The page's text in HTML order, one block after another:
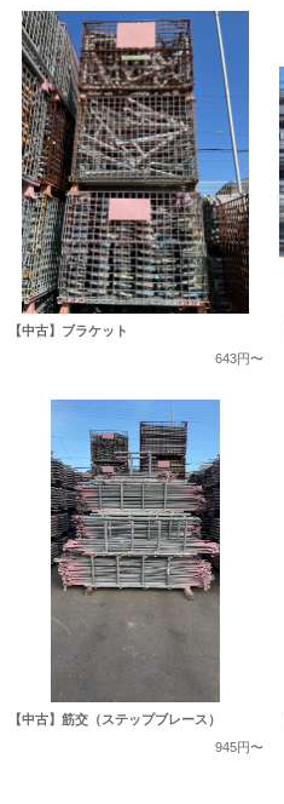
【中古】ブラケット
643円〜
【中古】筋交（ステップブレース）
945円〜